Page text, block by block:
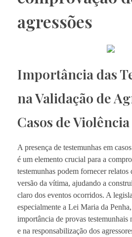
agressões
Importância das
na Validação de
Casos de
A presença de testemunhas em
é um elemento crucial para a
testemunhas podem fornecer relatos
versão da vítima, ajudando a
claro dos eventos ocorridos. A
especialmente a Lei Maria da
importância de provas testemunhais
e na responsabilização dos